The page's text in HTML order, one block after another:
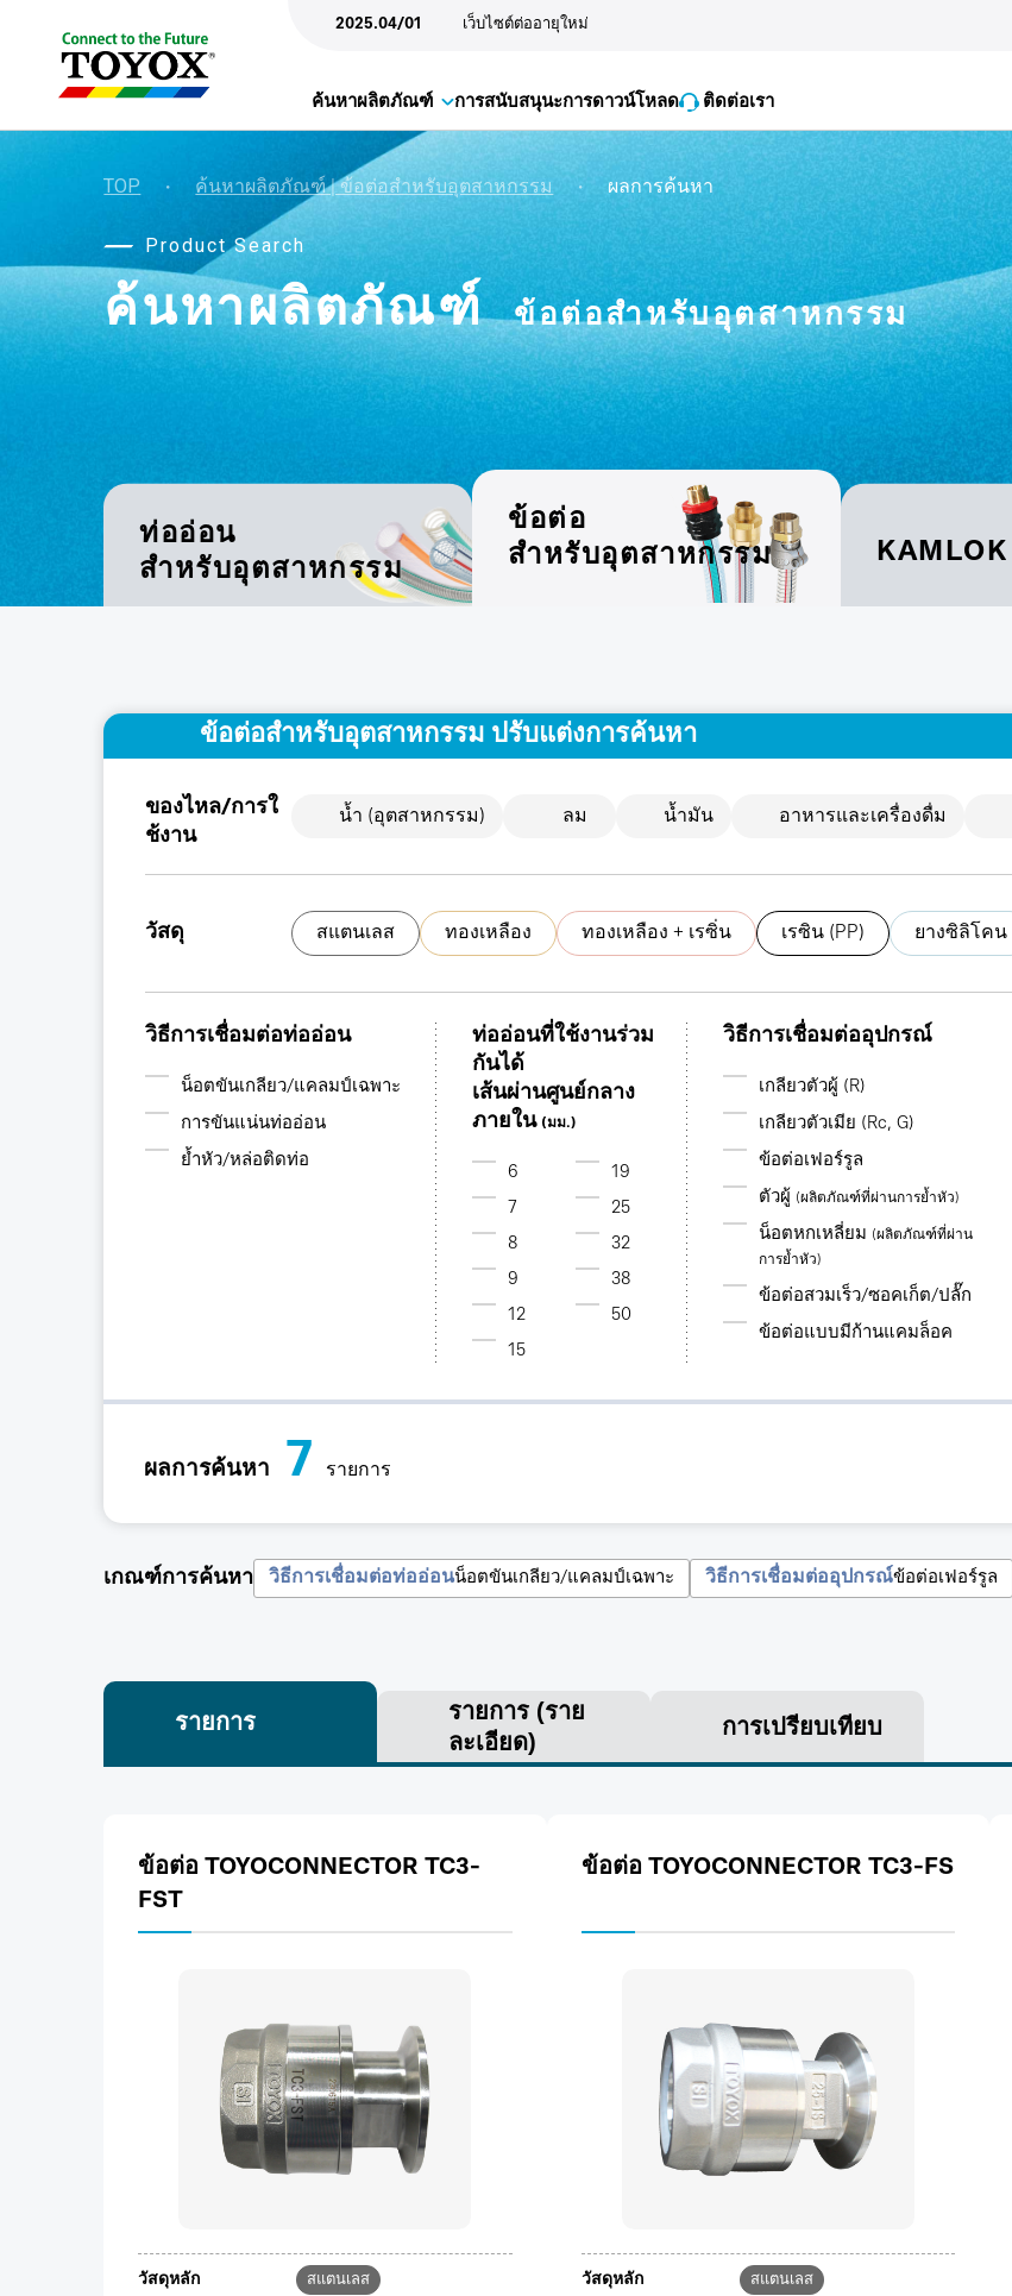
2025.04/01 เว็บไซต์ต่ออายุใหม่
ค้นหาผลิตภัณฑ์ การสนับสนุนะการดาวน์โหลด ติดต่อเรา
TOP ・ ค้นหาผลิตภัณฑ์ | ข้อต่อสำหรับอุตสาหกรรม ・ ผลการค้นหา
Product Search
ค้นหาผลิตภัณฑ์ ข้อต่อสำหรับอุตสาหกรรม
ท่ออ่อน
สำหรับอุตสาหกรรม
ข้อต่อ
สำหรับอุตสาหกรรม
KAMLOK
ข้อต่อสำหรับอุตสาหกรรม ปรับแต่งการค้นหา
ของไหล/การใ
ช้งาน
น้ำ (อุตสาหกรรม) ลม น้ำมัน อาหารและเครื่องดื่ม
วัสดุ สแตนเลส ทองเหลือง ทองเหลือง + เรซิ่น เรซิน (PP) ยางซิลิโคน
วิธีการเชื่อมต่อท่ออ่อน
น็อตขันเกลียว/แคลมป์เฉพาะ
การขันแน่นท่ออ่อน
ย้ำหัว/หล่อติดท่อ
ท่ออ่อนที่ใช้งานร่วม
กันได้
เส้นผ่านศูนย์กลาง
ภายใน (มม.)
6
7
8
9
12
15
19
25
32
38
50
วิธีการเชื่อมต่ออุปกรณ์
เกลียวตัวผู้ (R)
เกลียวตัวเมีย (Rc, G)
ข้อต่อเฟอร์รูล
ตัวผู้ (ผลิตภัณฑ์ที่ผ่านการย้ำหัว)
น็อตหกเหลี่ยม (ผลิตภัณฑ์ที่ผ่าน
การย้ำหัว)
ข้อต่อสวมเร็ว/ซอคเก็ต/ปลั๊ก
ข้อต่อแบบมีก้านแคมล็อค
ผลการค้นหา 7 รายการ
เกณฑ์การค้นหา วิธีการเชื่อมต่อท่ออ่อนน็อตขันเกลียว/แคลมป์เฉพาะ วิธีการเชื่อมต่ออุปกรณ์ข้อต่อเฟอร์รูล
รายการ รายการ (ราย
ละเอียด)
การเปรียบเทียบ
ข้อต่อ TOYOCONNECTOR TC3-
FST
วัสดุหลัก สแตนเลส
ข้อต่อ TOYOCONNECTOR TC3-FS
วัสดุหลัก สแตนเลส